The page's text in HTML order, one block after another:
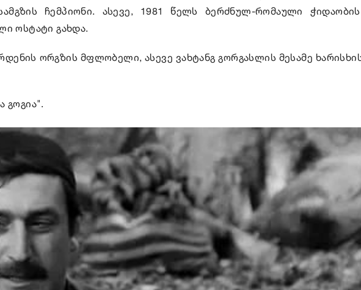
ჩემპიონი. ასევე, 1981 წელს ბერძნულ-რომაული
ოსტატი გახდა.
ორგზის მფლობელი, ასევე ვახტანგ გორგასლის მესამე
გოგია".